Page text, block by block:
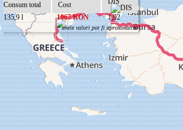
Consum total
Cost
135,9 l
1067 RON 1,92
* unele valori pot fi aproximative